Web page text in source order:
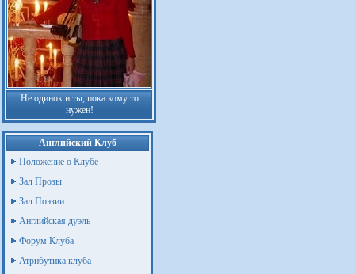
Не одинок и ты, пока кому то
нужен!
Английский Клуб
Положение о Клубе
Зал Прозы
Зал Поэзии
Английская дуэль
Форум Клуба
Атрибутика клуба